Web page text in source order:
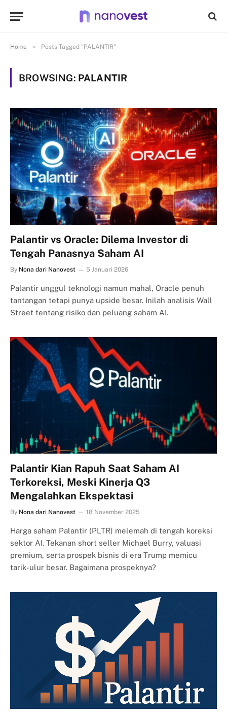
Home » Posts Tagged "PALANTIR"
BROWSING: PALANTIR
Palantir vs Oracle: Dilema Investor di
Tengah Panasnya Saham AI
By Nona dari Nanovest 5 Januari 2026
Palantir unggul teknologi namun mahal, Oracle penuh
tantangan tetapi punya upside besar. Inilah analisis Wall
Street tentang risiko dan peluang saham AI.
Palantir Kian Rapuh Saat Saham AI
Terkoreksi, Meski Kinerja Q3
Mengalahkan Ekspektasi
By Nona dari Nanovest 18 November 2025
Harga saham Palantir (PLTR) melemah di tengah koreksi
sektor AI. Tekanan short seller Michael Burry, valuasi
premium, serta prospek bisnis di era Trump memicu
tarik-ulur besar. Bagaimana prospeknya?